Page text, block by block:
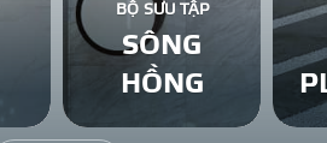
BÊ TÔNG KHÍ
NGÓI LỢP
BỘ SƯU TẬP
SÔNG
HỒNG